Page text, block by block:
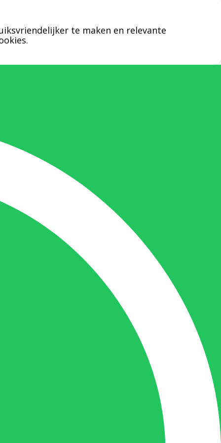
Nicole Bisscheroux:
Nicole doet bijna alles, maar vooral is ze
het aanspreekpunt voor prijsaanvragen,
drukwerk en maatwerk. Nicole heeft
contact met de tussenpersonen en weet
de juiste persoon op de juiste plaats te
benaderen en zal altijd haar uiterste best
doen u zo snel mogelijk een antwoord op
Gilles is de aangewezen persoon als u een
te maken en relevante